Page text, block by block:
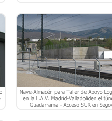
CONCURSO DE 115 VIVIENDAS
PROTECCIÓN PÚBLICA
(VPPB) DEL SECTOR 11
“VALENOSO” DE BOADILLA
MONTE – MADRID. PARCELA
9.3.